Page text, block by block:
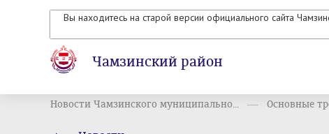
Вы находитесь на старой версии официального сайта
Чамзинский район
Новости Чамзинского муниципально... Основные